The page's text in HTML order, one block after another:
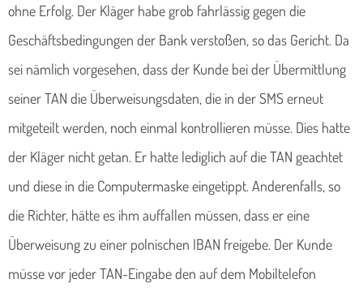
ohne Erfolg. Der Kläger habe grob fahrlässig gegen die
Geschäftsbedingungen der Bank verstoßen, so das Gericht. Da
sei nämlich vorgesehen, dass der Kunde bei der Übermittlung
seiner TAN die Überweisungsdaten, die in der SMS erneut
mitgeteilt werden, noch einmal kontrollieren müsse. Dies hatte
der Kläger nicht getan. Er hatte lediglich auf die TAN geachtet
und diese in die Computermaske eingetippt. Anderenfalls, so
die Richter, hätte es ihm auffallen müssen, dass er eine
Überweisung zu einer polnischen IBAN freigebe. Der Kunde
müsse vor jeder TAN-Eingabe den auf dem Mobiltelefon